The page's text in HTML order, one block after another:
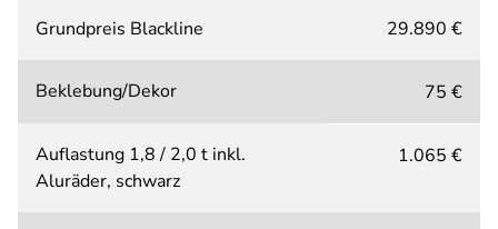
Grundpreis Blackline 29.890 €
Beklebung/Dekor 75 €
Auflastung 1,8 / 2,0 t inkl.
Aluräder, schwarz
1.065 €